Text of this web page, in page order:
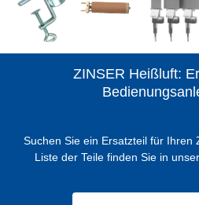
ZINSER Heißluft:
Suchen Sie ein Ersatzteil für Ihren
Liste der Teile finden Sie in